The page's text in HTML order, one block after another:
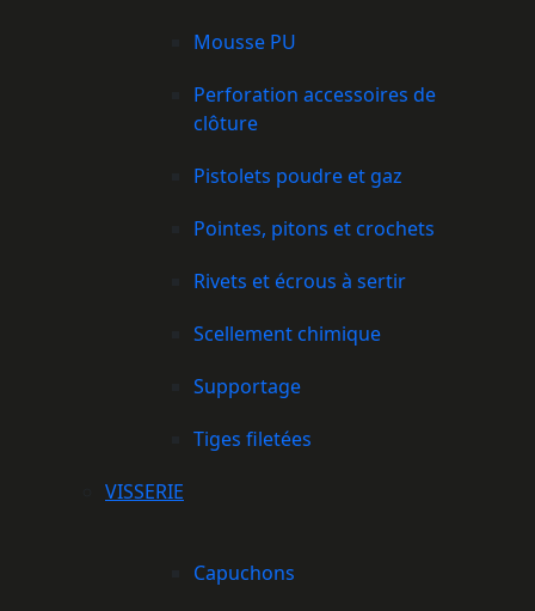
Mousse PU
Perforation accessoires de
clôture
Pistolets poudre et gaz
Pointes, pitons et crochets
Rivets et écrous à sertir
Scellement chimique
Supportage
Tiges filetées
VISSERIE
Capuchons